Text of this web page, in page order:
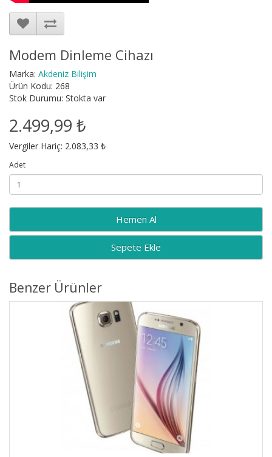
Modem Dinleme Cihazı
Marka: Akdeniz Bilişim
Ürün Kodu: 268
Stok Durumu: Stokta var
2.499,99 ₺
Vergiler Hariç: 2.083,33 ₺
Adet
Sepete Ekle
Benzer Ürünler